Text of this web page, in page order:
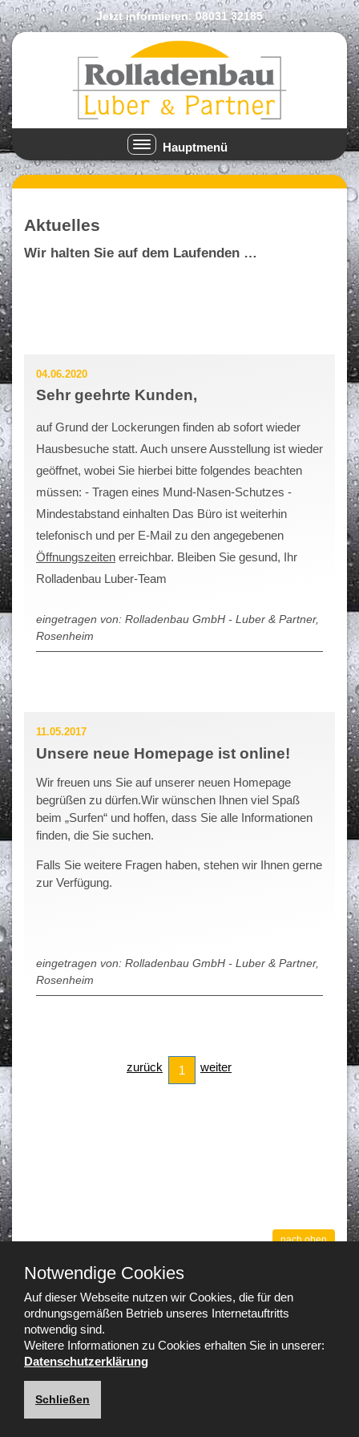
Jetzt informieren:08031 32185
Hauptmenü ausklappen
Hauptmenü
Aktuelles
Wir halten Sie auf dem Laufenden …
04.06.2020
Sehr geehrte Kunden,
auf Grund der Lockerungen finden ab sofort wieder
Hausbesuche statt. Auch unsere Ausstellung ist wieder
geöffnet, wobei Sie hierbei bitte folgendes beachten
müssen: - Tragen eines Mund-Nasen-Schutzes -
Mindestabstand einhalten Das Büro ist weiterhin
telefonisch und per E-Mail zu den angegebenen
Öffnungszeiten erreichbar. Bleiben Sie gesund, Ihr
Rolladenbau Luber-Team
eingetragen von: Rolladenbau GmbH - Luber & Partner,
Rosenheim
11.05.2017
Unsere neue Homepage ist online!
Wir freuen uns Sie auf unserer neuen Homepage
begrüßen zu dürfen.Wir wünschen Ihnen viel Spaß
beim „Surfen“ und hoffen, dass Sie alle Informationen
finden, die Sie suchen.
Falls Sie weitere Fragen haben, stehen wir Ihnen gerne
zur Verfügung.
eingetragen von: Rolladenbau GmbH - Luber & Partner,
Rosenheim
zurück 1 weiter
nach oben
Datenschutz Impressum
Rolladenbau GmbH - Luber & Partner | Fürstätt 10 |
83024 Rosenheim
Telefon:08031 32185
Notwendige Cookies
Auf dieser Webseite nutzen wir Cookies, die für den
ordnungsgemäßen Betrieb unseres Internetauftritts
notwendig sind.
Weitere Informationen zu Cookies erhalten Sie in unserer:
Datenschutzerklärung
Schließen